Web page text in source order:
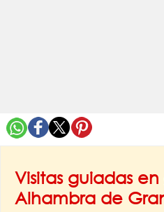
Visitas guiadas
Alhambra de